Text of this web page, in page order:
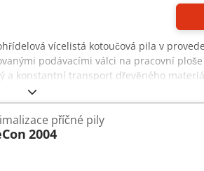
vícelistá kotoučová pila v
podávacími válci na pracovní
konstantní transport dřevěného
jednoho až tří pohyblivých nožů. Ten
Dodpfxshpbxio Acmokr
počet současně používaných nožů
pracují s předem stanovenou
stroji snadno přejít z procesů,
příčné pily
2004